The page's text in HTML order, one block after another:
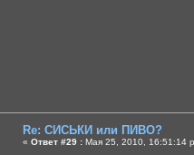
Re: СИСЬКИ или ПИВО?
« Ответ #29 : Мая 25, 2010, 16:51:14